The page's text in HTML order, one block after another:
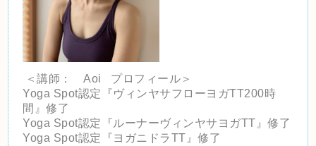
＜講師： Aoi プロフィール＞
Yoga Spot認定『ヴィンヤサフローヨガTT200時
間』修了
Yoga Spot認定『ルーナーヴィンヤサヨガTT』修了
Yoga Spot認定『ヨガニドラTT』修了